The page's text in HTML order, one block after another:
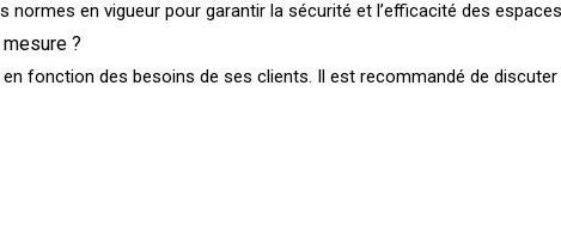
en vigueur pour garantir la sécurité et l’efficacité des
?
fonction des besoins de ses clients. Il est recommandé de